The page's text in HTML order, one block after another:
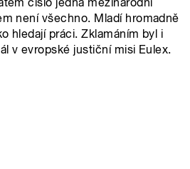
není všechno. Mladí hromadně
hledají práci. Zklamáním byl i
v evropské justiční misi Eulex.